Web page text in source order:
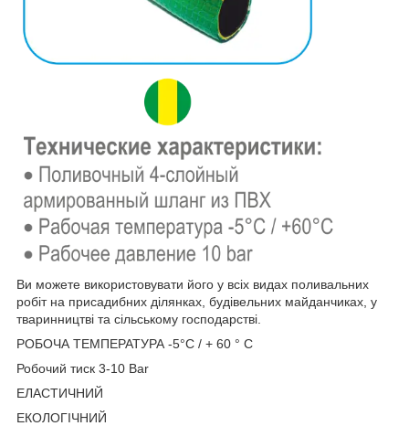
Ви можете використовувати його у всіх видах поливальних
робіт на присадибних ділянках, будівельних майданчиках, у
тваринництві та сільському господарстві.
РОБОЧА ТЕМПЕРАТУРА -5°C / + 60 ° C
Робочий тиск 3-10 Bar
ЕЛАСТИЧНИЙ
ЕКОЛОГІЧНИЙ